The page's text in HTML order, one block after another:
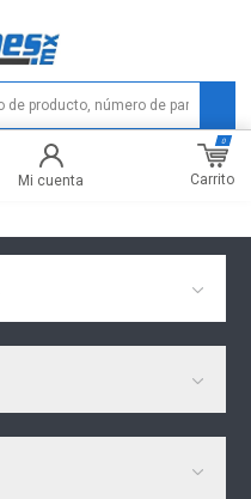
Mi cuenta Carrito
0